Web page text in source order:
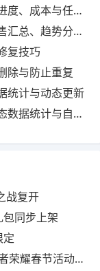
任务的高效分析
分析与业绩优化
复技巧
除与防止重复
统计与动态更新
统计与自动更新
战复开
同步上架
定
春节活动大全